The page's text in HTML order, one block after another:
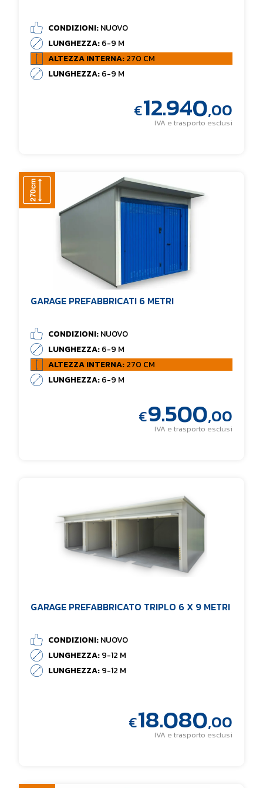
CONDIZIONI:NUOVO
LUNGHEZZA:6-9 M
ALTEZZA INTERNA:270 CM
LUNGHEZZA:6-9 M
€12.940,00
IVA e trasporto esclusi
GARAGE PREFABBRICATI 6 METRI
CONDIZIONI:NUOVO
LUNGHEZZA:6-9 M
ALTEZZA INTERNA:270 CM
LUNGHEZZA:6-9 M
€9.500,00
IVA e trasporto esclusi
GARAGE PREFABBRICATO TRIPLO 6 X 9 METRI
CONDIZIONI:NUOVO
LUNGHEZZA:9-12 M
LUNGHEZZA:9-12 M
€18.080,00
IVA e trasporto esclusi